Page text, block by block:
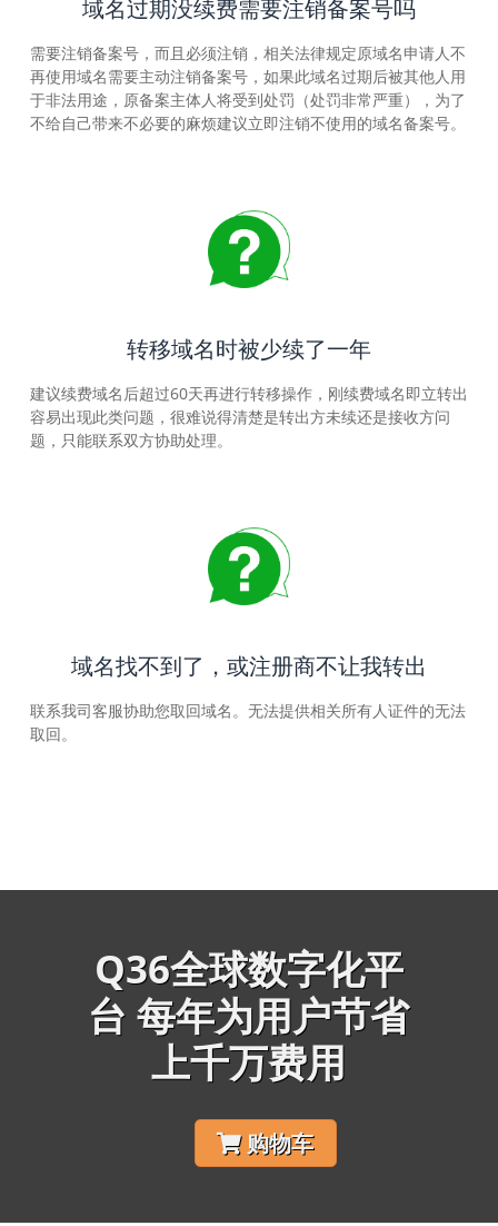
域名过期没续费需要注销备案号吗
需要注销备案号，而且必须注销，相关法律规定原域名申请人不
再使用域名需要主动注销备案号，如果此域名过期后被其他人用
于非法用途，原备案主体人将受到处罚（处罚非常严重），为了
不给自己带来不必要的麻烦建议立即注销不使用的域名备案号。
转移域名时被少续了一年
建议续费域名后超过60天再进行转移操作，刚续费域名即立转出
容易出现此类问题，很难说得清楚是转出方未续还是接收方问
题，只能联系双方协助处理。
域名找不到了，或注册商不让我转出
联系我司客服协助您取回域名。无法提供相关所有人证件的无法
取回。
Q36全球数字化平
台 每年为用户节省
上千万费用
购物车